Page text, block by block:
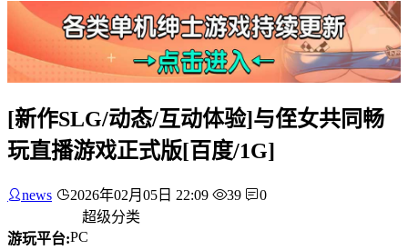
[新作SLG/动态/互动体验]与侄女共同畅
玩直播游戏正式版[百度/1G]
news 2026年02月05日 22:09 39
0
超级分类
游玩平台:PC